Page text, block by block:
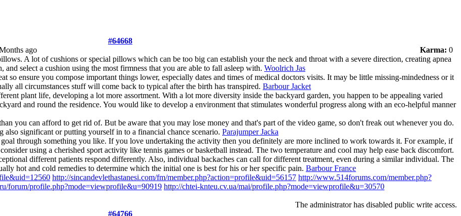
#64668
ago Karma: 0
A lot of cushions or special pillows which can be too big can establish your the neck and throat with a severe direction, creating apnea
select a cushion using the most firmness that you are able to fall asleep with. Woolrich Jas
so ensure you compose important things lower, especially dates and times of medical doctors visits. It may be little missing-mindedness or it
all circumstances stuff will come back to typical after the birth has transpired. Barbour Jacket
plant life, developing a lot more assortment. With a lot more diversity inside the backyard garden, you happen to be appealing varied
and round the residence. You would like to develop a environment that stimulates wonderful progress along with an eco-helpful manner
you can afford to get rid of. But be aware that you may lose money and that's part of the video game, so don't freak out whenever you do.
significant or putting yourself in to a financial chance scenario. Parajumper Jacka
through something you like. If you love undertaking the activity then you definitely are more inclined to work towards it. For example, if
using a cherished sport activity like tennis games or basketball instead. The two temperature and cool may help ease back discomfort.
different patients respond differently. Also, individual backaches can call for different treatment, even during a similar individual. The
hot and cold remedies to determine which the initial one is best for his or her specific pain. Barbour France
http://sincandevlethastanesi.com/fm/member.php?action=profile&uid=56157 http://www.514forums.com/member.php?
forum/profile.php?mode=viewprofile&u=90919 http://chtei-knteu.cv.ua/mai/profile.php?mode=viewprofile&u=30570
The administrator has disabled public write access.
#64766